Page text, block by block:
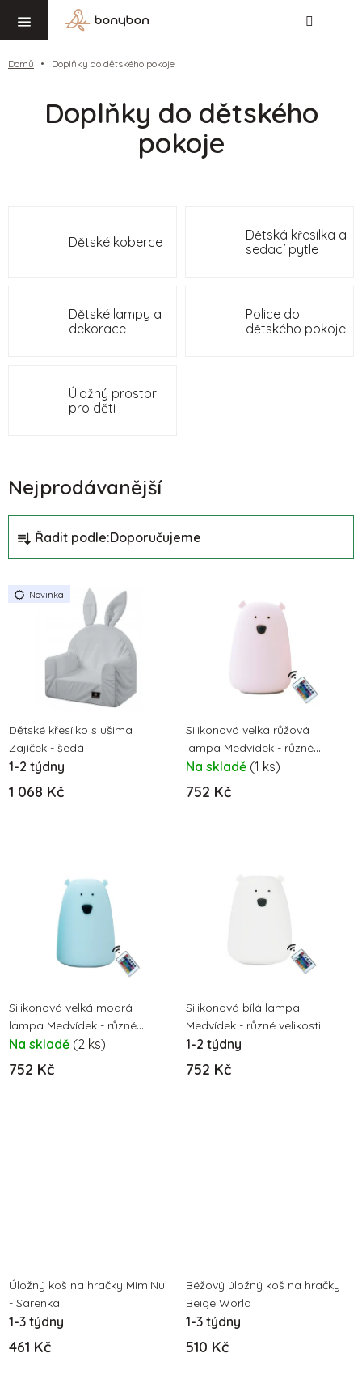
obsah
Domů Doplňky do dětského pokoje
Doplňky do dětského
pokoje
Dětské koberce
Dětská křesílka a
sedací pytle
Dětské lampy a
dekorace
Police do
dětského pokoje
Úložný prostor
pro děti
Nejprodávanější
a
z
e
n
u
k
t
ů
Řadit podle:Doporučujeme
V
ý
o
d
u
k
Novinka
Dětské křesílko s ušima
Zajíček - šedá
1-2 týdny
1 068 Kč
Silikonová velká růžová
lampa Medvídek - různé
velikosti
Na skladě (1 ks)
752 Kč
Silikonová velká modrá
lampa Medvídek - různé
velikosti
Na skladě (2 ks)
752 Kč
Silikonová bílá lampa
Medvídek - různé velikosti
1-2 týdny
752 Kč
Úložný koš na hračky MimiNu
- Sarenka
1-3 týdny
461 Kč
Béžový úložný koš na hračky
Beige World
1-3 týdny
510 Kč